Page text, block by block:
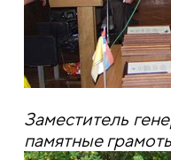
Заместитель
памятные